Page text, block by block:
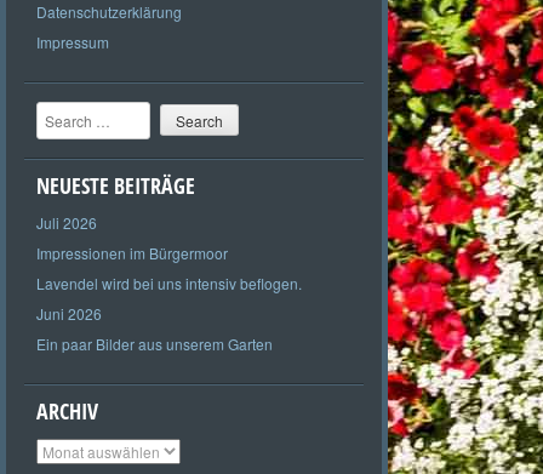
Datenschutzerklärung
Impressum
Search
NEUESTE BEITRÄGE
Juli 2026
Impressionen im Bürgermoor
Lavendel wird bei uns intensiv beflogen.
Juni 2026
Ein paar Bilder aus unserem Garten
ARCHIV
Archiv